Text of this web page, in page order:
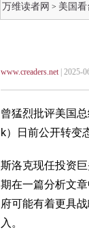
万维读者网 > 美国看
www.creaders.net| 2025-
曾猛烈批评美国
k）日前公开转变
斯洛克现任投资
期在一篇分析文
府可能有着更具
入。